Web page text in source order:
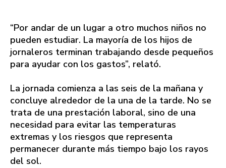
“Por andar de un lugar a otro muchos niños no
pueden estudiar. La mayoría de los hijos de
jornaleros terminan trabajando desde pequeños
para ayudar con los gastos”, relató.
La jornada comienza a las seis de la mañana y
concluye alrededor de la una de la tarde. No se
trata de una prestación laboral, sino de una
necesidad para evitar las temperaturas
extremas y los riesgos que representa
permanecer durante más tiempo bajo los rayos
del sol.